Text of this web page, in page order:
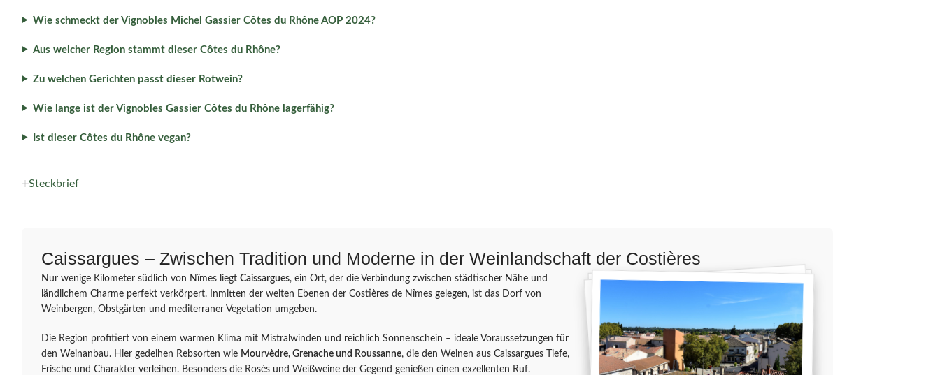
Wie schmeckt der Vignobles Michel Gassier Côtes du Rhône AOP 2024?
Aus welcher Region stammt dieser Côtes du Rhône?
Zu welchen Gerichten passt dieser Rotwein?
Wie lange ist der Vignobles Gassier Côtes du Rhône lagerfähig?
Ist dieser Côtes du Rhône vegan?
Steckbrief
Caissargues – Zwischen Tradition und Moderne in der Weinlandschaft der Costières
Nur wenige Kilometer südlich von Nîmes liegt Caissargues, ein Ort, der die Verbindung zwischen städtischer Nähe und
ländlichem Charme perfekt verkörpert. Inmitten der weiten Ebenen der Costières de Nîmes gelegen, ist das Dorf von
Weinbergen, Obstgärten und mediterraner Vegetation umgeben.
Die Region profitiert von einem warmen Klima mit Mistralwinden und reichlich Sonnenschein – ideale Voraussetzungen für
den Weinanbau. Hier gedeihen Rebsorten wie Mourvèdre, Grenache und Roussanne, die den Weinen aus Caissargues Tiefe,
Frische und Charakter verleihen. Besonders die Rosés und Weißweine der Gegend genießen einen exzellenten Ruf.